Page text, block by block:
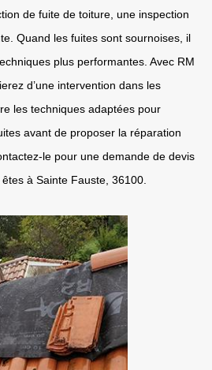
de fuite de toiture, une inspection
Quand les fuites sont sournoises, il
plus performantes. Avec RM
d’une intervention dans les
les techniques adaptées pour
avant de proposer la réparation
le pour une demande de devis
à Sainte Fauste, 36100.